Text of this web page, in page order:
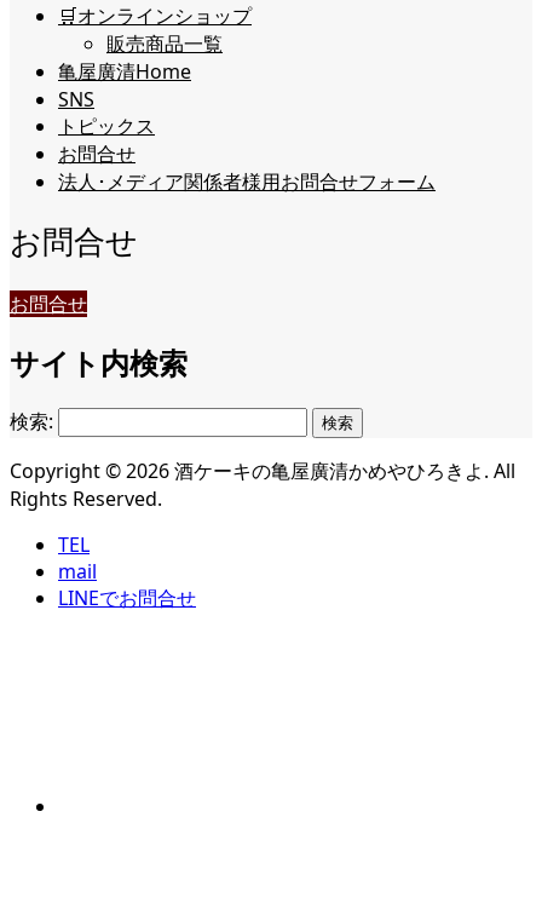
🛒オンラインショップ
販売商品一覧
亀屋廣清Home
SNS
トピックス
お問合せ
法人･メディア関係者様用お問合せフォーム
お問合せ
お問合せ
サイト内検索
検索:
Copyright ©2026酒ケーキの亀屋廣清かめやひろきよ. All
Rights Reserved.
TEL
mail
LINEでお問合せ